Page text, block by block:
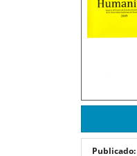
Publicado: